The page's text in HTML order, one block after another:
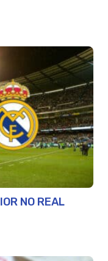
NO REAL